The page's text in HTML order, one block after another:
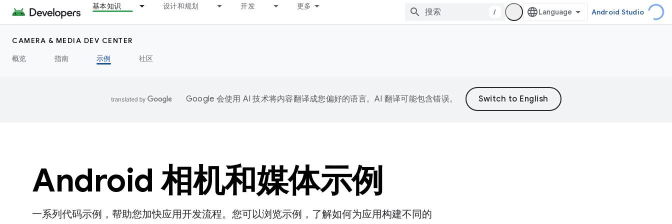
基本知识 设计和规划 开发 更多
/ Android Studio
CAMERA & MEDIA DEV CENTER
概览
指南 示例 社区
Google 会使用 AI 技术将内容翻译成您偏好的语言。AI 翻译可能包含错误。
Android 相机和媒体示例
一系列代码示例，帮助您加快应用开发流程。您可以浏览示例，了解如何为应用构建不同的